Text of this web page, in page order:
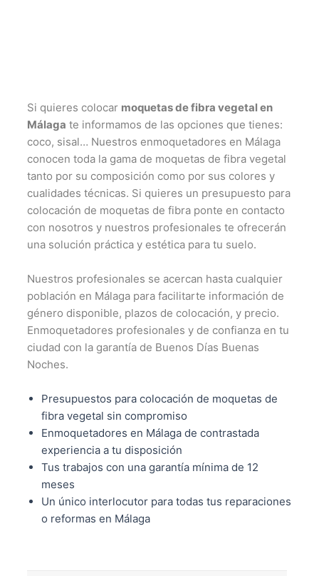
Si quieres colocar moquetas de fibra vegetal en
Málaga te informamos de las opciones que tienes:
coco, sisal… Nuestros enmoquetadores en Málaga
conocen toda la gama de moquetas de fibra vegetal
tanto por su composición como por sus colores y
cualidades técnicas. Si quieres un presupuesto para
colocación de moquetas de fibra ponte en contacto
con nosotros y nuestros profesionales te ofrecerán
una solución práctica y estética para tu suelo.
Nuestros profesionales se acercan hasta cualquier
población en Málaga para facilitarte información de
género disponible, plazos de colocación, y precio.
Enmoquetadores profesionales y de confianza en tu
ciudad con la garantía de Buenos Días Buenas
Noches.
Presupuestos para colocación de moquetas de
fibra vegetal sin compromiso
Enmoquetadores en Málaga de contrastada
experiencia a tu disposición
Tus trabajos con una garantía mínima de 12
meses
Un único interlocutor para todas tus reparaciones
o reformas en Málaga